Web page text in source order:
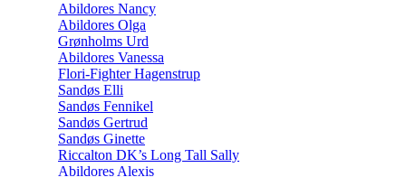
Abildores Nancy
Abildores Olga
Grønholms Urd
Abildores Vanessa
Flori-Fighter Hagenstrup
Sandøs Elli
Sandøs Fennikel
Sandøs Gertrud
Sandøs Ginette
Riccalton DK’s Long Tall Sally
Abildores Alexis